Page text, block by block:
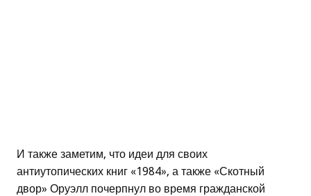
И также заметим, что идеи для своих
антиутопических книг «1984», а также «Скотный
двор» Оруэлл почерпнул во время гражданской